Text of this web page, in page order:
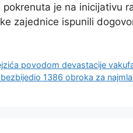
je na inicijativu
zajednice ispunili
povodom devastacije
1386 obroka za